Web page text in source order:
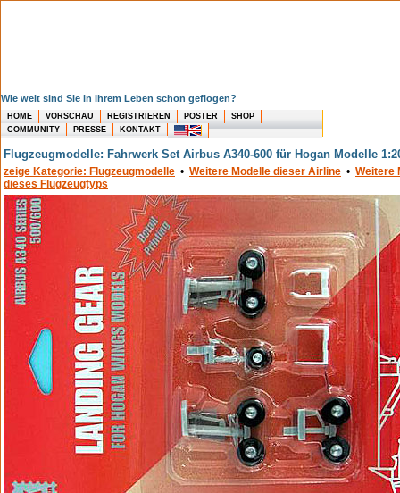
Wie weit sind Sie in Ihrem Leben schon geflogen?
HOME VORSCHAU REGISTRIEREN POSTER
SHOP
COMMUNITY
PRESSE KONTAKT
Flugzeugmodelle: Fahrwerk Set Airbus A340-600 für Hogan Modelle
zeige Kategorie: Flugzeugmodelle • Weitere Modelle dieser Airline • Weitere
dieses Flugzeugtyps